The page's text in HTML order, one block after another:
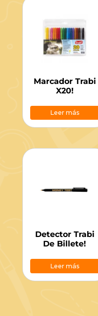
Marcador Trabi
X20!
Leer más
Detector Trabi
De Billete!
Leer más